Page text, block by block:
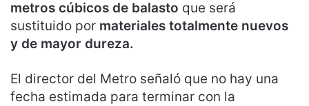
metros cúbicos de balasto que será
sustituido por materiales totalmente nuevos
y de mayor dureza.
El director del Metro señaló que no hay una
fecha estimada para terminar con la